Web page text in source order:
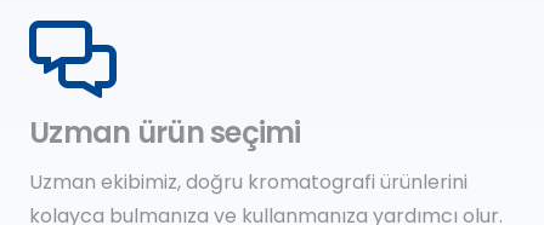
Uzman ürün seçimi
Uzman ekibimiz, doğru kromatografi ürünlerini
kolayca bulmanıza ve kullanmanıza yardımcı olur.